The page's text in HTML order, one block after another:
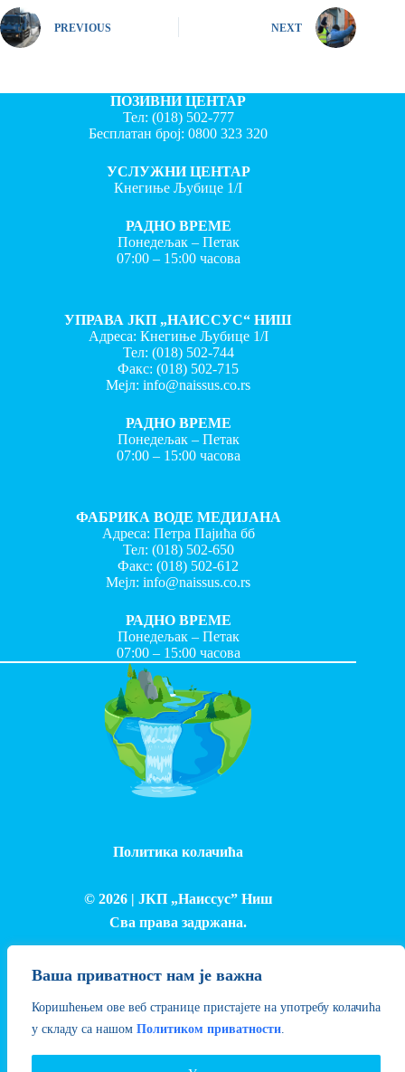
Ваша приватност нам је важна
Коришћењем ове веб странице пристајете на употребу колачића
у складу са нашом Политиком приватности.
PREVIOUS NEXT
ПОЗИВНИ ЦЕНТАР
Тел: (018) 502-777
Бесплатан број:0800 323 320
УСЛУЖНИ ЦЕНТАР
Кнегиње Љубице 1/I
РАДНО ВРЕМЕ
Понедељак – Петак
07:00 – 15:00 часова
УПРАВА ЈКП „НАИССУС“ НИШ
Адреса: Кнегиње Љубице 1/I
Тел: (018) 502-744
Факс:(018) 502-715
Мејл:info@naissus.co.rs
РАДНО ВРЕМЕ
Понедељак – Петак
07:00 – 15:00 часова
ФАБРИКА ВОДЕ МЕДИЈАНА
Адреса: Петра Пајића бб
Тел: (018) 502-650
Факс:(018) 502-612
Мејл:info@naissus.co.rs
РАДНО ВРЕМЕ
Понедељак – Петак
07:00 – 15:00 часова
Политика колачића
© 2026 | ЈКП „Наиссус” Ниш
Сва права задржана.
Израда и одржавање сајта - Лука Петровић